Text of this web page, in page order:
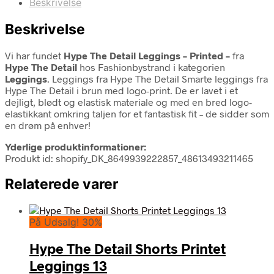
Beskrivelse
Beskrivelse
Vi har fundet Hype The Detail Leggings – Printed – fra
Hype The Detail hos Fashionbystrand i kategorien
Leggings. Leggings fra Hype The Detail Smarte leggings fra
Hype The Detail i brun med logo-print. De er lavet i et
dejligt, blødt og elastisk materiale og med en bred logo-
elastikkant omkring taljen for et fantastisk fit – de sidder som
en drøm på enhver!
Yderlige produktinformationer:
Produkt id: shopify_DK_8649939222857_48613493211465
Relaterede varer
På Udsalg! 30%
Hype The Detail Shorts Printet
Leggings 13